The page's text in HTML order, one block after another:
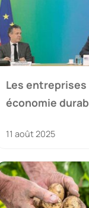
Les
économie
11 août 2025